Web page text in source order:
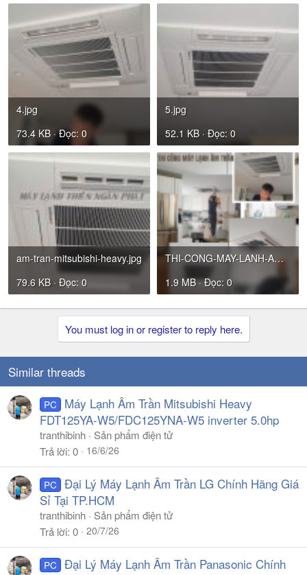
4.jpg
73.4 KB · Đọc: 0
5.jpg
52.1 KB · Đọc: 0
am-tran-mitsubishi-heavy.jpg
79.6 KB · Đọc: 0
THI-CONG-MAY-LANH-AM-TRAN-MITSUBISHI-TNP.png
1.9 MB · Đọc: 0
You must log in or register to reply here.
Similar threads
PC
Máy Lạnh Âm Trần Mitsubishi Heavy
FDT125YA-W5/FDC125YNA-W5 inverter 5.0hp
tranthibinh
Sản phẩm điện tử
Trả lời 0 16/6/26
PC Đại Lý Máy Lạnh Âm Trần LG Chính Hãng Giá
Sỉ Tại TP.HCM
tranthibinh
Sản phẩm điện tử
Trả lời 0 20/7/26
PC Đại Lý Máy Lạnh Âm Trần Panasonic Chính